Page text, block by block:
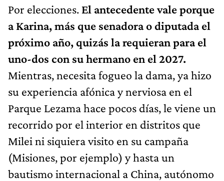
Por elecciones. El antecedente vale porque
a Karina, más que senadora o diputada el
próximo año, quizás la requieran para el
uno-dos con su hermano en el 2027.
Mientras, necesita fogueo la dama, ya hizo
su experiencia afónica y nerviosa en el
Parque Lezama hace pocos días, le viene un
recorrido por el interior en distritos que
Milei ni siquiera visito en su campaña
(Misiones, por ejemplo) y hasta un
bautismo internacional a China, autónomo